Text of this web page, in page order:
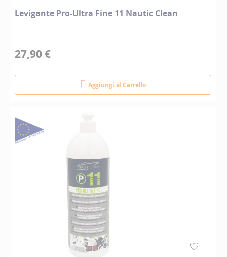
Levigante Pro-Ultra Fine 11 Nautic Clean
27,90 €
Aggiungi al Carrello